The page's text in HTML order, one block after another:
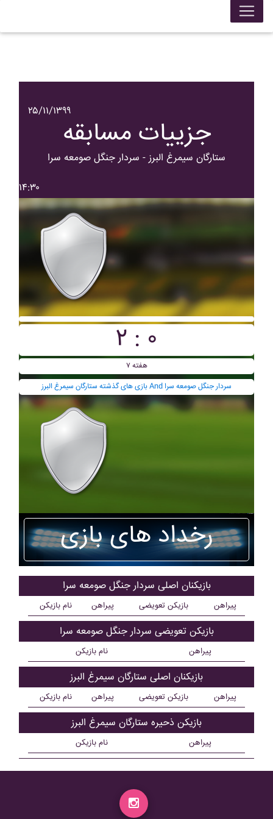
۲۵/۱۱/۱۳۹۹
جزییات مسابقه
ستارگان سيمرغ البرز - سردار جنگل صومعه سرا
۱۴:۳۰
۲ : ۰
هفته ۷
بازی های گذشته ستارگان سيمرغ البرز And سردار جنگل صومعه سرا
رخداد های بازی
بازیکنان اصلی سردار جنگل صومعه سرا
نام بازیکن پیراهن بازیکن تعویضی پیراهن
بازیکن تعویضی سردار جنگل صومعه سرا
نام بازیکن پیراهن
بازیکنان اصلی ستارگان سيمرغ البرز
نام بازیکن پیراهن بازیکن تعویضی پیراهن
بازیکن ذحیره ستارگان سيمرغ البرز
نام بازیکن پیراهن